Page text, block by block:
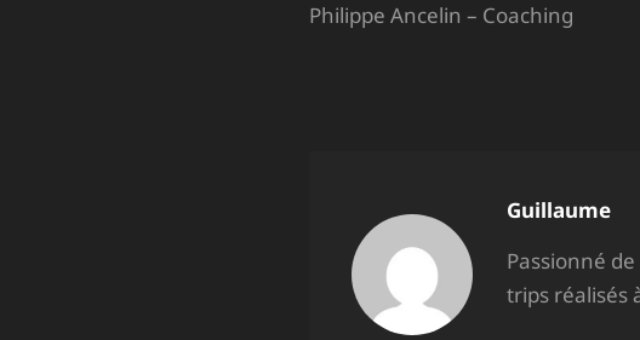
Philippe Ancelin – Coaching
Author:
Guillaume
Passionné
trips réalisés